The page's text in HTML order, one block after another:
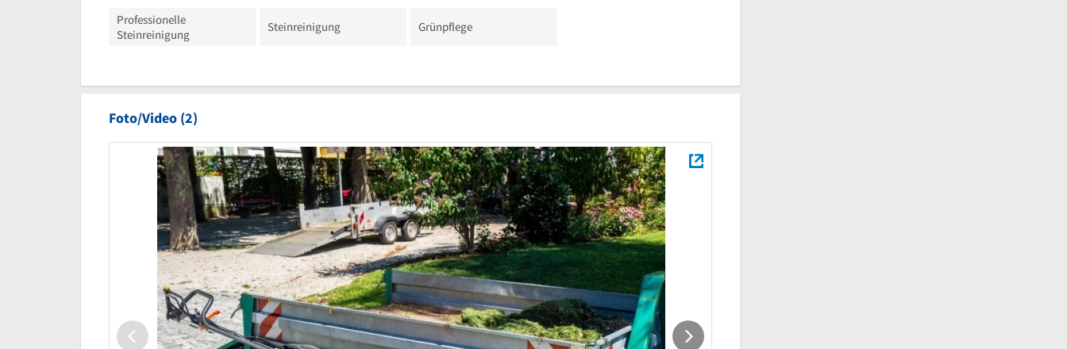
Professionelle
Steinreinigung
Steinreinigung Grünpflege
Foto/Video (2)